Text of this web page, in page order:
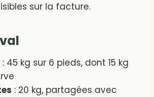
sur la facture.
: 45 kg sur 6 pieds, dont 15 kg
: 20 kg, partagées avec